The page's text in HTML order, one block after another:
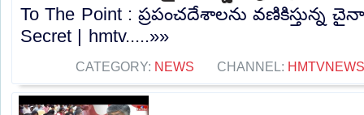
To The Point : ప్రపంచదేశాలను వణికిస్తున్న చైనా
Secret | hmtv.....»»
CATEGORY: NEWS CHANNEL: HMTVNEWS